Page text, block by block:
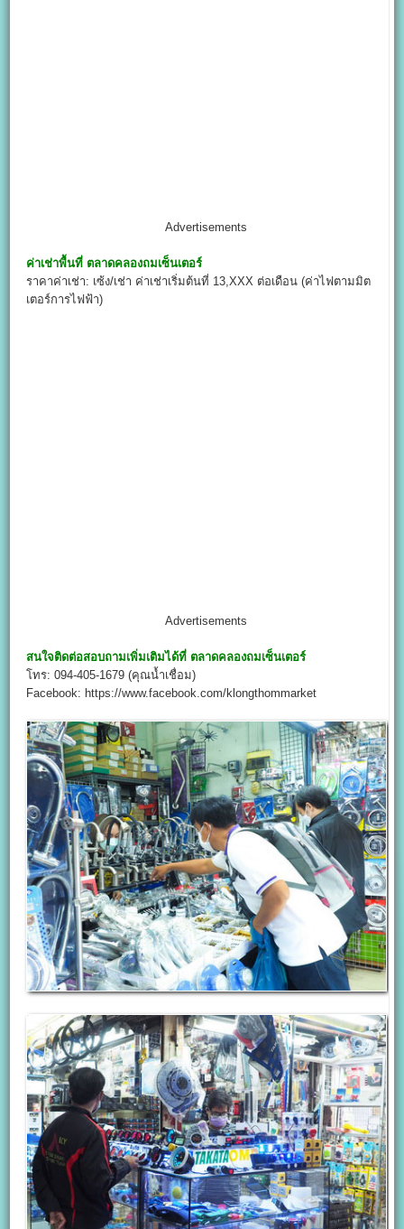
Advertisements
ค่าเช่าพื้นที่ ตลาดคลองถมเซ็นเตอร์
ราคาค่าเช่า: เซ้ง/เช่า ค่าเช่าเริ่มต้นที่ 13,XXX ต่อเดือน (ค่าไฟตามมิต
เตอร์การไฟฟ้า)
Advertisements
สนใจติดต่อสอบถามเพิ่มเติมได้ที่ ตลาดคลองถมเซ็นเตอร์
โทร: 094-405-1679 (คุณน้ำเชื่อม)
Facebook: https://www.facebook.com/klongthommarket